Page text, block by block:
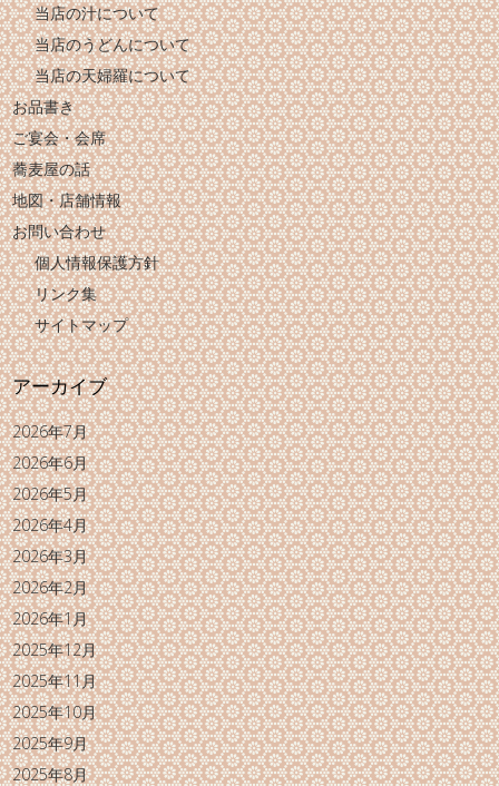
当店の汁について
当店のうどんについて
当店の天婦羅について
お品書き
ご宴会・会席
蕎麦屋の話
地図・店舗情報
お問い合わせ
個人情報保護方針
リンク集
サイトマップ
アーカイブ
2026年7月
2026年6月
2026年5月
2026年4月
2026年3月
2026年2月
2026年1月
2025年12月
2025年11月
2025年10月
2025年9月
2025年8月